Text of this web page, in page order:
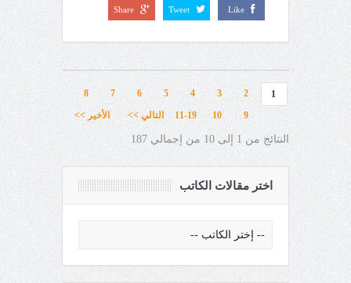
Like
Tweet
Share
1
2
3
4
5
6
7
8
9
10
11-19 التالي >> الأخير >>
النتائج من 1 إلى 10 من إجمالي 187
اختر مقالات الكاتب